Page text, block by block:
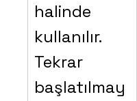
halinde
kullanılır.
Tekrar
başlatılmay